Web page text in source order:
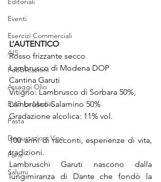
Eventi
Esercizi Commerciali
AIS
Pubblicazioni
Assaggi Olio
EVO La Madia
Pasta
Degustazioni Vino
Pane
Salumi
L’AUTENTICO
Rosso frizzante secco
Lambrusco di Modena DOP
Cantina Garuti
Vitigno: Lambrusco di Sorbara 50%,
Lambrusco Salamino 50%
Gradazione alcolica: 11% vol.
100 anni di racconti, esperienze di vita,
tradizioni.
Lambruschi Garuti nascono dalla
lungimiranza di Dante che fondò la